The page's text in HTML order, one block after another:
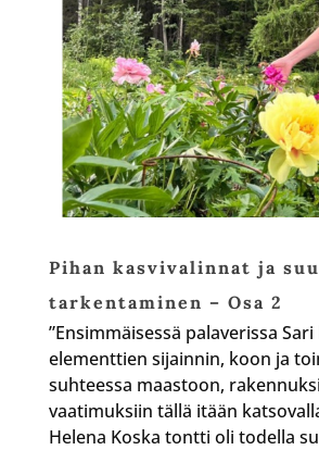
Pihan kasvivalinnat ja
tarkentaminen – Osa 2
”Ensimmäisessä palaverissa
elementtien sijainnin, koon ja
suhteessa maastoon,
vaatimuksiin tällä itään
Helena Koska tontti oli todella